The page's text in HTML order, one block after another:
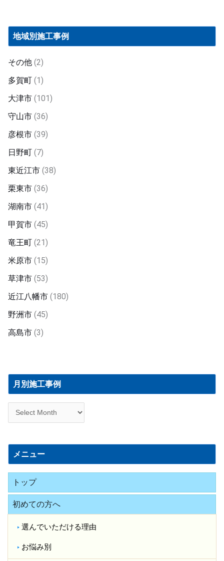
地域別施工事例
その他(2)
多賀町(1)
大津市(101)
守山市(36)
彦根市(39)
日野町(7)
東近江市(38)
栗東市(36)
湖南市(41)
甲賀市(45)
竜王町(21)
米原市(15)
草津市(53)
近江八幡市(180)
野洲市(45)
高島市(3)
月別施工事例
施
事
メニュー
トップ
初めての方へ
選んでいただける理由
お悩み別